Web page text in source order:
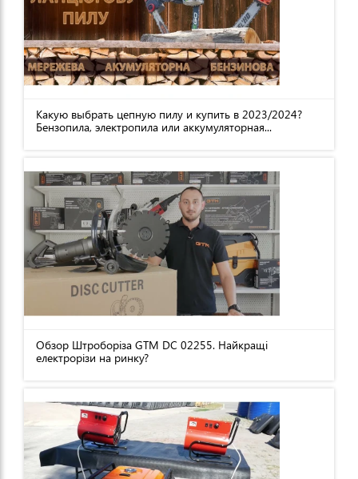
Какую выбрать цепную пилу и купить в 2023/2024?
Бензопила, электропила или аккумуляторная...
Обзор Штроборіза GTM DC 02255. Найкращі
електрорізи на ринку?